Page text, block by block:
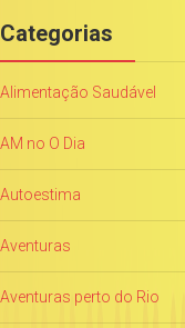
Categorias
Alimentação Saudável
AM no O Dia
Autoestima
Aventuras
Aventuras perto do Rio